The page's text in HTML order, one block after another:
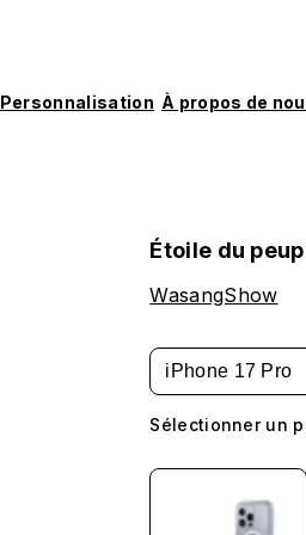
Personnalisation À propos de
Étoile du
WasangShow
iPhone 17 Pro
Sélectionner un